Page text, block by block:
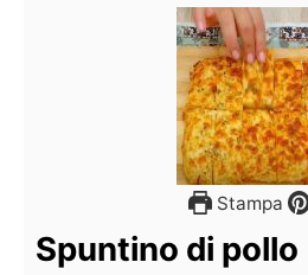
Stampa
Spuntino di pollo